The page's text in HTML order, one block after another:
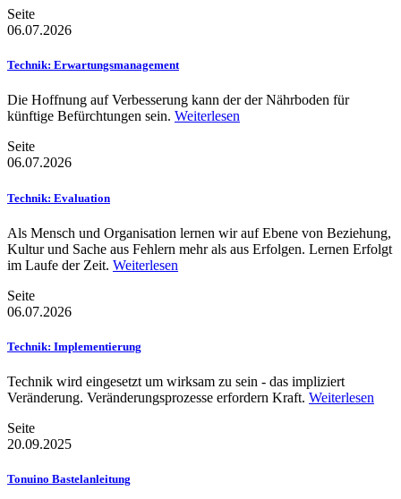
Seite
06.07.2026
Technik: Erwartungsmanagement
Die Hoffnung auf Verbesserung kann der der Nährboden für
künftige Befürchtungen sein. Weiterlesen
Seite
06.07.2026
Technik: Evaluation
Als Mensch und Organisation lernen wir auf Ebene von Beziehung,
Kultur und Sache aus Fehlern mehr als aus Erfolgen. Lernen Erfolgt
im Laufe der Zeit. Weiterlesen
Seite
06.07.2026
Technik: Implementierung
Technik wird eingesetzt um wirksam zu sein - das impliziert
Veränderung. Veränderungsprozesse erfordern Kraft. Weiterlesen
Seite
20.09.2025
Tonuino Bastelanleitung